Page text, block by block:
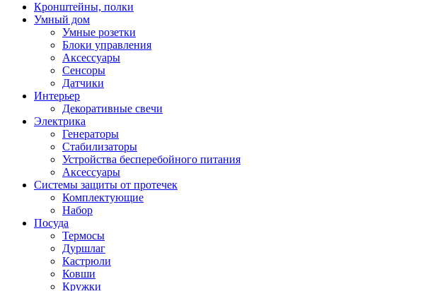
Кронштейны, полки
Умный дом
Умные розетки
Блоки управления
Аксессуары
Сенсоры
Датчики
Интерьер
Декоративные свечи
Электрика
Генераторы
Стабилизаторы
Устройства бесперебойного питания
Аксессуары
Системы защиты от протечек
Комплектующие
Набор
Посуда
Термосы
Дуршлаг
Кастрюли
Ковши
Кружки